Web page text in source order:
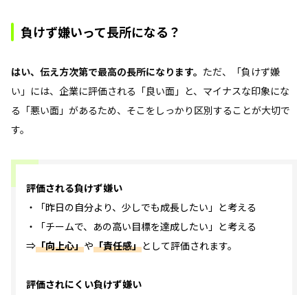
負けず嫌いって長所になる？
はい、伝え方次第で最高の長所になります。 ただ、「負けず嫌
い」には、企業に評価される「良い面」と、マイナスな印象にな
る「悪い面」があるため、そこをしっかり区別することが大切で
す。
評価される負けず嫌い
・「昨日の自分より、少しでも成長したい」と考える
・「チームで、あの高い目標を達成したい」と考える
⇒「向上心」や「責任感」として評価されます。
評価されにくい負けず嫌い